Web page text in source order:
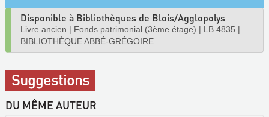
Disponible à Bibliothèques de Blois/Agglopolys
Livre ancien | Fonds patrimonial (3ème étage) | LB 4835 |
BIBLIOTHÈQUE ABBÉ-GRÉGOIRE
Suggestions
DU MÊME AUTEUR